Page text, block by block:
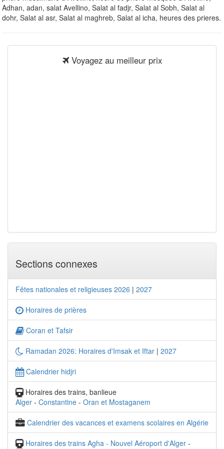
Adhan, adan, salat Avellino, Salat al fadjr, Salat al Sobh, Salat al
dohr, Salat al asr, Salat al maghreb, Salat al icha, heures des prieres.
Voyagez au meilleur prix
Sections connexes
Fêtes nationales et religieuses 2026 | 2027
Horaires de prières
Coran et Tafsir
Ramadan 2026: Horaires d'Imsak et Iftar | 2027
Calendrier hidjri
Horaires des trains, banlieue
Alger - Constantine - Oran et Mostaganem
Calendrier des vacances et examens scolaires en Algérie
Horaires des trains Agha - Nouvel Aéroport d'Alger -